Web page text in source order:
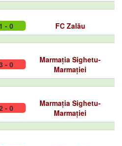
1 - 0 FC Zalău
- 0
Marmația Sighetu-
Marmației
- 0
Marmația Sighetu-
Marmației